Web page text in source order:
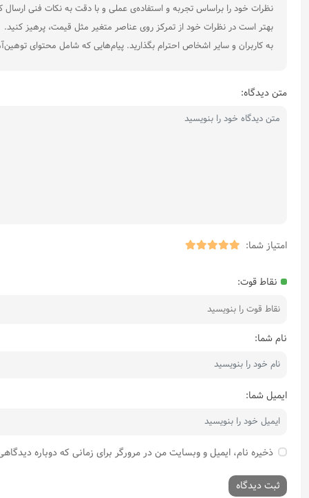
نظرات خود را براساس تجربه و استفاده‌ی عملی و با دقت به نکات فنی
بهتر است در نظرات خود از تمرکز روی عناصر متغیر مثل قیمت، پرهیز کنید.
به کاربران و سایر اشخاص احترام بگذارید. پیام‌هایی که شامل محتوای
متن دیدگاه:
امتیاز شما:
نقاط قوت:
نام شما:
ایمیل شما:
ذخیره نام، ایمیل و وبسایت من در مرورگر برای زمانی که دوباره